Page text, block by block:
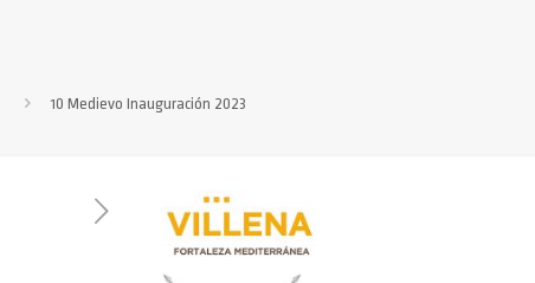
10 Medievo Inauguración 2023